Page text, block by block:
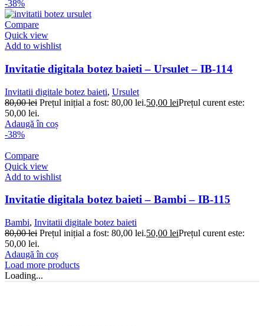
-38%
Compare
Quick view
Add to wishlist
Invitatie digitala botez baieti – Ursulet – IB-114
Invitatii digitale botez baieti, Ursulet
80,00lei Prețul inițial a fost: 80,00 lei.50,00 leiPrețul curent este:
50,00 lei.
Adaugă în coș
-38%
Compare
Quick view
Add to wishlist
Invitatie digitala botez baieti – Bambi – IB-115
Bambi, Invitatii digitale botez baieti
80,00lei Prețul inițial a fost: 80,00 lei.50,00 leiPrețul curent este:
50,00 lei.
Adaugă în coș
Load more products
Loading...